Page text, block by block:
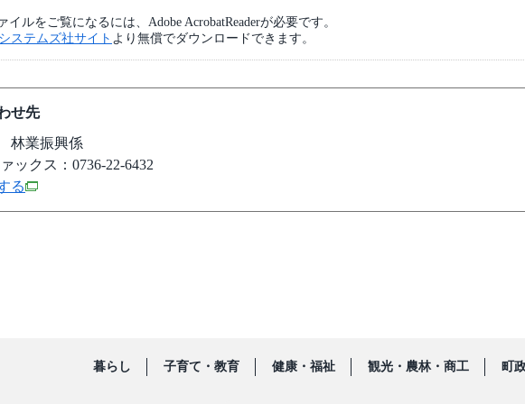
イルをご覧になるには、Adobe AcrobatReaderが必要です。
ステムズ社サイト より無償でダウンロードできます。
せ先
林業振興係
ックス：0736-22-6432
る
暮らし 子育て・教育 健康・福祉 観光・農林・商工 町